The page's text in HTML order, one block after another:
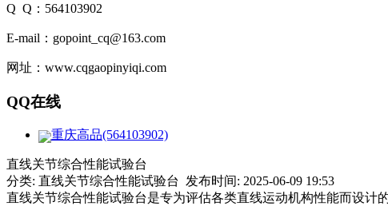
Q Q：564103902
E-mail：gopoint_cq@163.com
网址：www.cqgaopinyiqi.com
QQ在线
重庆高品(564103902)
直线关节综合性能试验台
分类: 直线关节综合性能试验台 发布时间: 2025-06-09 19:53
直线关节综合性能试验台是专为评估各类直线运动机构性能而设